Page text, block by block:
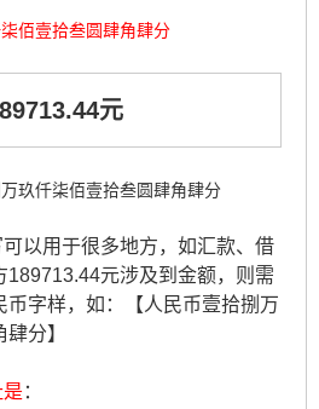
佰壹拾叁圆肆角肆分
元
玖仟柒佰壹拾叁圆肆角肆分
以用于很多地方，如汇款、借
189713.44元涉及到金额，则需
币字样，如：【人民币壹拾捌万
分】
：